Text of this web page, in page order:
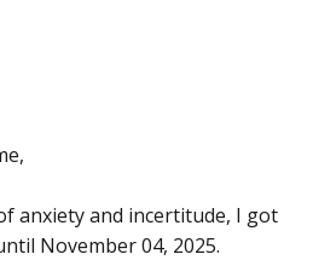
anxiety and incertitude, I got
November 04, 2025.